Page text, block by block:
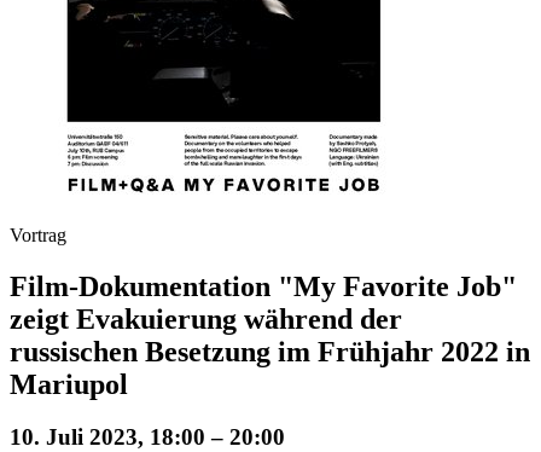
Vortrag
Film-Dokumentation "My Favorite Job"
zeigt Evakuierung während der
russischen Besetzung im Frühjahr 2022 in
Mariupol
10. Juli 2023, 18:00 – 20:00